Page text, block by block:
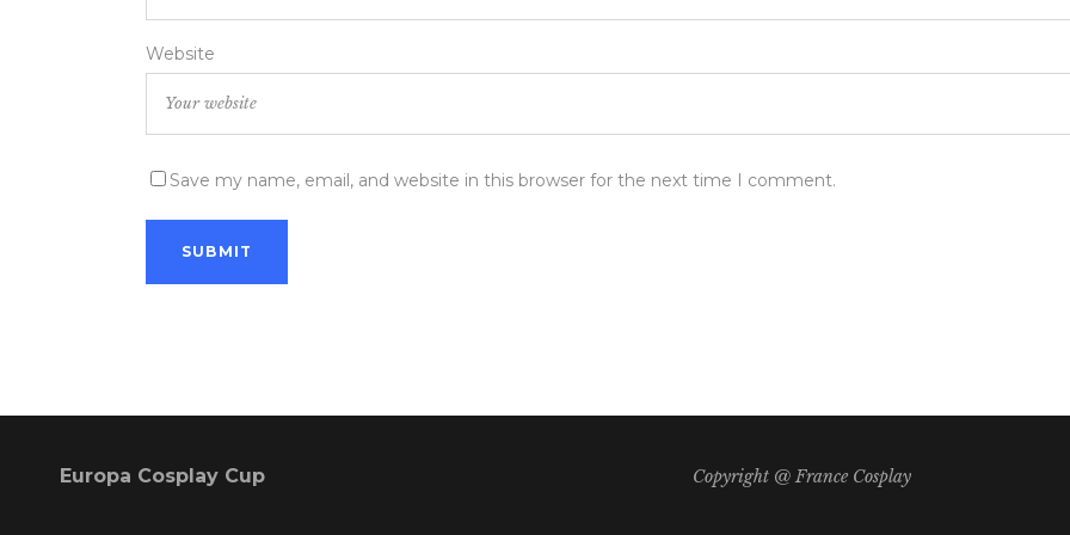
Website
Save my name, email, and website in this browser for the next time I comment.
Europa Cosplay Cup Copyright @ France Cosplay